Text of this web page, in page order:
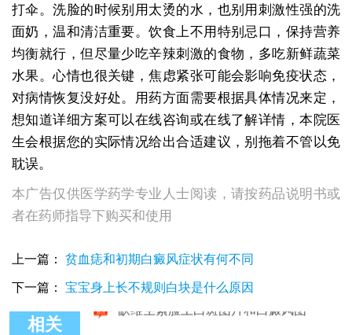
打伞。洗脸的时候别用太烫的水，也别用刺激性强的洗
面奶，温和清洁重要。饮食上不用特别忌口，保持营养
均衡就行，但尽量少吃辛辣刺激的食物，多吃新鲜蔬菜
水果。心情也很关键，焦虑紧张可能会影响免疫状态，
对病情恢复没好处。用药方面需要根据具体情况来定，
想知道详细方案可以在线咨询或在线了解详情，本院医
生会根据您的实际情况给出合适建议，别拖着不管以免
耽误。
本广告仅供医学药学专业人士阅读，请按药品说明书或
者在药师指导下购买和使用
上一篇： 贫血痣和初期白癜风症状有何不同
下一篇： 宝宝身上长不规则白块是什么原因
相关